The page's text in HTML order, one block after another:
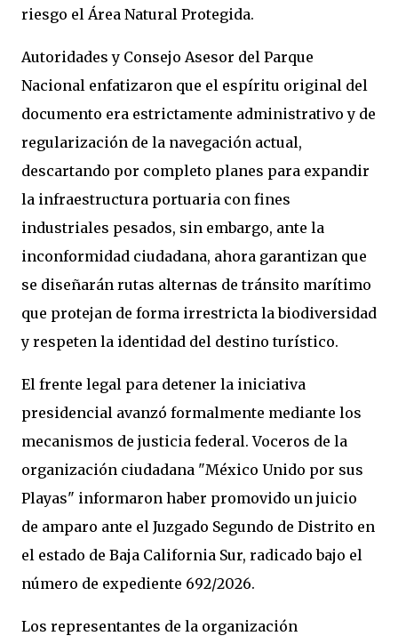
riesgo el Área Natural Protegida.
Autoridades y Consejo Asesor del Parque
Nacional enfatizaron que el espíritu original del
documento era estrictamente administrativo y de
regularización de la navegación actual,
descartando por completo planes para expandir
la infraestructura portuaria con fines
industriales pesados, sin embargo, ante la
inconformidad ciudadana, ahora garantizan que
se diseñarán rutas alternas de tránsito marítimo
que protejan de forma irrestricta la biodiversidad
y respeten la identidad del destino turístico.
El frente legal para detener la iniciativa
presidencial avanzó formalmente mediante los
mecanismos de justicia federal. Voceros de la
organización ciudadana "México Unido por sus
Playas" informaron haber promovido un juicio
de amparo ante el Juzgado Segundo de Distrito en
el estado de Baja California Sur, radicado bajo el
número de expediente 692/2026.
Los representantes de la organización